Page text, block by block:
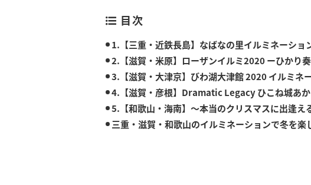
目次
1.【三重・近鉄長島】なばなの里イルミネーショ
2.【滋賀・米原】ローザンイルミ2020 ーひかり
3.【滋賀・大津京】びわ湖大津館 2020 イルミネ
4.【滋賀・彦根】Dramatic Legacy ひこね城あ
5.【和歌山・海南】〜本当のクリスマスに出逢え
三重・滋賀・和歌山のイルミネーションで冬を楽